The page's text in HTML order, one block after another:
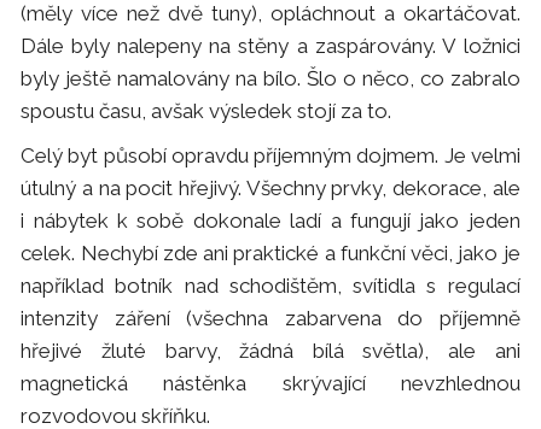
(měly více než dvě tuny), opláchnout a okartáčovat.
Dále byly nalepeny na stěny a zaspárovány. V ložnici
byly ještě namalovány na bílo. Šlo o něco, co zabralo
spoustu času, avšak výsledek stojí za to.
Celý byt působí opravdu příjemným dojmem. Je velmi
útulný a na pocit hřejivý. Všechny prvky, dekorace, ale
i nábytek k sobě dokonale ladí a fungují jako jeden
celek. Nechybí zde ani praktické a funkční věci, jako je
například botník nad schodištěm, svítidla s regulací
intenzity záření (všechna zabarvena do příjemně
hřejivé žluté barvy, žádná bílá světla), ale ani
magnetická nástěnka skrývající nevzhlednou
rozvodovou skříňku.